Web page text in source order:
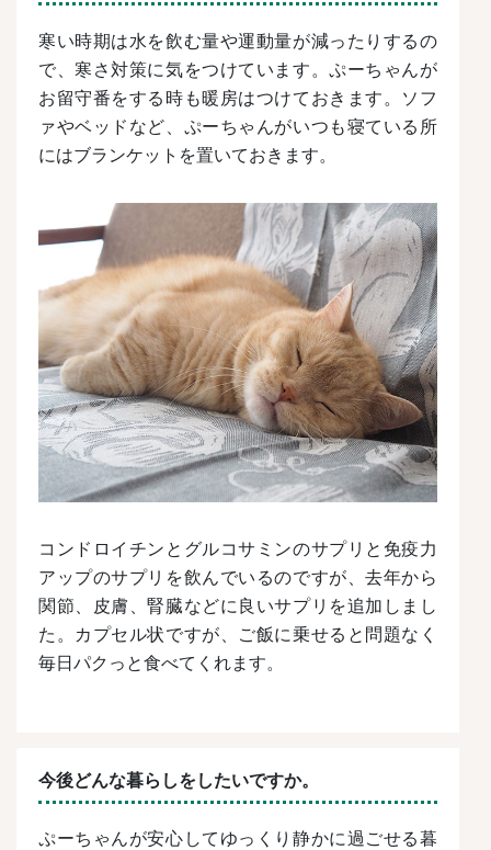
寒い時期は水を飲む量や運動量が減ったりするの
で、寒さ対策に気をつけています。ぷーちゃんが
お留守番をする時も暖房はつけておきます。ソフ
ァやベッドなど、ぷーちゃんがいつも寝ている所
にはブランケットを置いておきます。
コンドロイチンとグルコサミンのサプリと免疫力
アップのサプリを飲んでいるのですが、去年から
関節、皮膚、腎臓などに良いサプリを追加しまし
た。カプセル状ですが、ご飯に乗せると問題なく
毎日パクっと食べてくれます。
今後どんな暮らしをしたいですか。
ぷーちゃんが安心してゆっくり静かに過ごせる暮